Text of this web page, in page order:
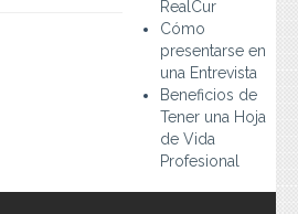
RealCur
Cómo
presentarse en
una Entrevista
Beneficios de
Tener una Hoja
de Vida
Profesional